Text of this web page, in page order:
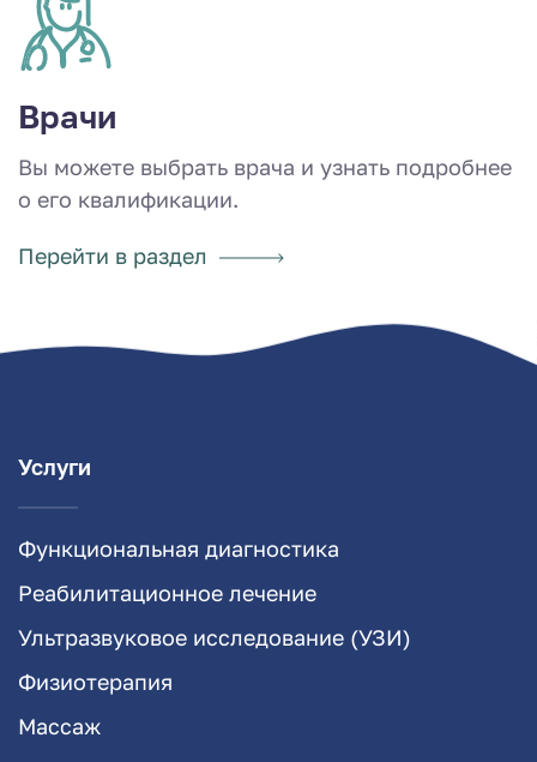
Врачи
Вы можете выбрать врача и узнать подробнее
о его квалификации.
Перейти в раздел
Услуги
Функциональная диагностика
Реабилитационное лечение
Ультразвуковое исследование (УЗИ)
Физиотерапия
Массаж